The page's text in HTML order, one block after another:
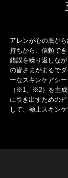
アレンが心の底か
持ちから、信頼で
錯誤を繰り返しな
の皆さまがまるで
ーなスキンケアシ
（※1、※2）を主
に引き出すための
して、極上スキン